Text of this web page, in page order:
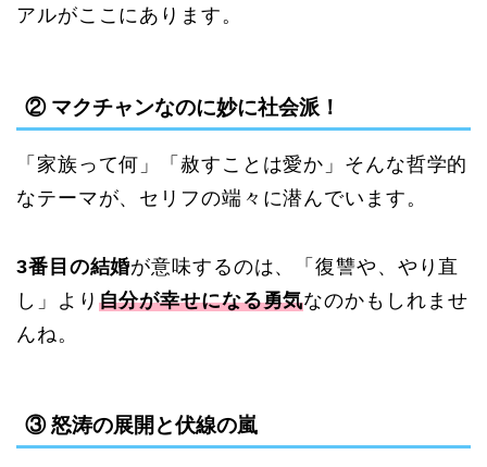
アルがここにあります。
② マクチャンなのに妙に社会派！
「家族って何」「赦すことは愛か」そんな哲学的
なテーマが、セリフの端々に潜んでいます。
3番目の結婚が意味するのは、「復讐や、やり直
し」より 自分が幸せになる勇気なのかもしれませ
んね。
③ 怒涛の展開と伏線の嵐